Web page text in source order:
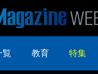
覧 教育 特集